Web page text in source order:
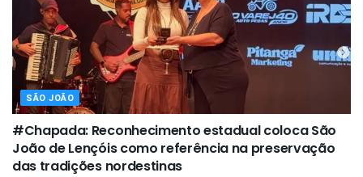
SÃO JOÃO
#Chapada: Reconhecimento estadual coloca São
João de Lençóis como referência na preservação
das tradições nordestinas